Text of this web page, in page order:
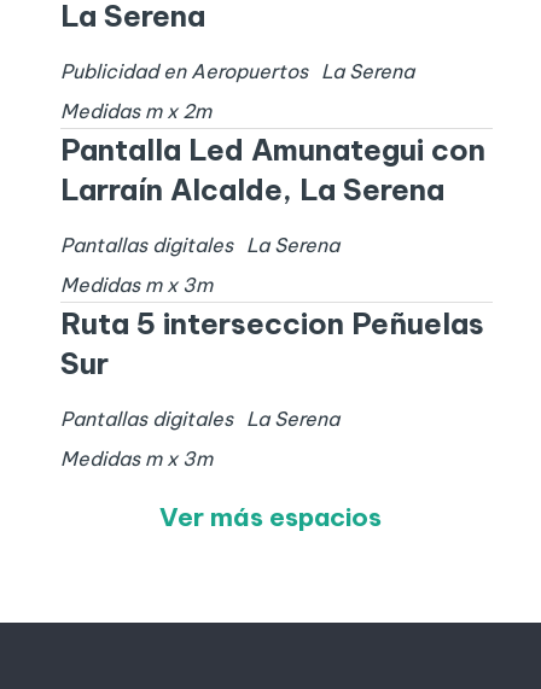
La Serena
Publicidad en Aeropuertos
La Serena
Medidas m x 2m
Pantalla Led Amunategui con
Larraín Alcalde, La Serena
Pantallas digitales
La Serena
Medidas m x 3m
Ruta 5 interseccion Peñuelas
Sur
Pantallas digitales
La Serena
Medidas m x 3m
Ver más espacios